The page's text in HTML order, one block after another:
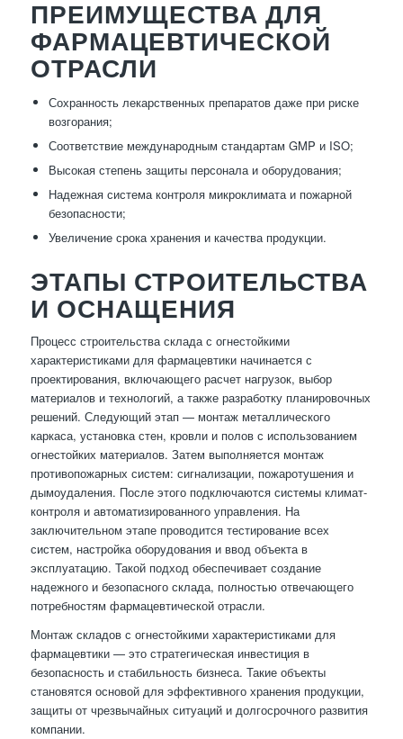
ПРЕИМУЩЕСТВА ДЛЯ
ФАРМАЦЕВТИЧЕСКОЙ
ОТРАСЛИ
Сохранность лекарственных препаратов даже при риске
возгорания;
Соответствие международным стандартам GMP и ISO;
Высокая степень защиты персонала и оборудования;
Надежная система контроля микроклимата и пожарной
безопасности;
Увеличение срока хранения и качества продукции.
ЭТАПЫ СТРОИТЕЛЬСТВА
И ОСНАЩЕНИЯ
Процесс строительства склада с огнестойкими
характеристиками для фармацевтики начинается с
проектирования, включающего расчет нагрузок, выбор
материалов и технологий, а также разработку планировочных
решений. Следующий этап — монтаж металлического
каркаса, установка стен, кровли и полов с использованием
огнестойких материалов. Затем выполняется монтаж
противопожарных систем: сигнализации, пожаротушения и
дымоудаления. После этого подключаются системы климат-
контроля и автоматизированного управления. На
заключительном этапе проводится тестирование всех
систем, настройка оборудования и ввод объекта в
эксплуатацию. Такой подход обеспечивает создание
надежного и безопасного склада, полностью отвечающего
потребностям фармацевтической отрасли.
Монтаж складов с огнестойкими характеристиками для
фармацевтики — это стратегическая инвестиция в
безопасность и стабильность бизнеса. Такие объекты
становятся основой для эффективного хранения продукции,
защиты от чрезвычайных ситуаций и долгосрочного развития
компании.